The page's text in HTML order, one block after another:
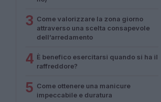
3 Come valorizzare la zona giorno
attraverso una scelta consapevole
dell’arredamento
4 È benefico esercitarsi quando si ha il
raffreddore?
5 Come ottenere una manicure
impeccabile e duratura